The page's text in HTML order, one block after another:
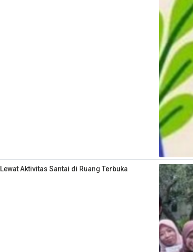
Aktivitas Santai di Ruang Terbuka